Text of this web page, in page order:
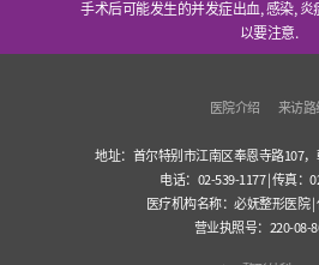
手术后可能发生的并发症出血, 感染,
以要注意.
医院介绍 来访路
地址：首尔特别市江南区奉恩寺路107
电话：02-539-1177 | 传真：
医疗机构名称：必妩整形医院
营业执照号：220-08-